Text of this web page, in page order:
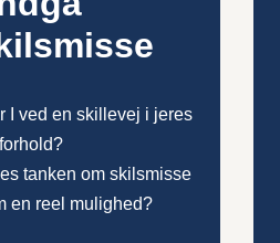
I ved en skillevej i jeres
tanken om skilsmisse
en reel mulighed?